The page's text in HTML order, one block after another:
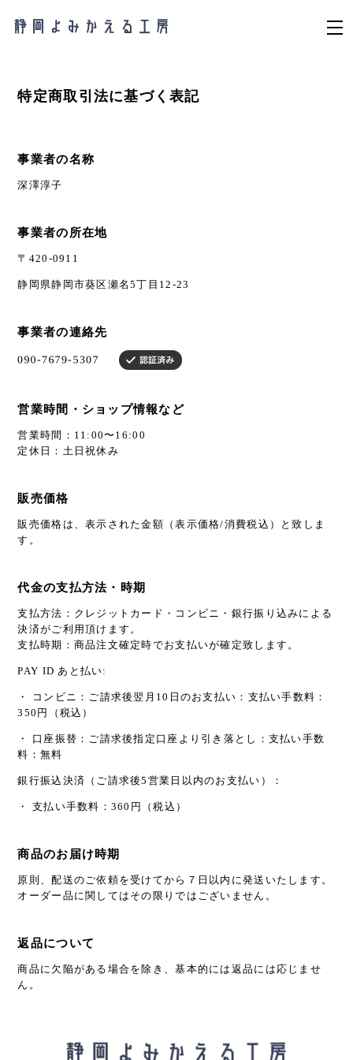
特定商取引法に基づく表記
事業者の名称
深澤淳子
事業者の所在地
〒420-0911
静岡県静岡市葵区瀬名5丁目12-23
事業者の連絡先
営業時間・ショップ情報など
営業時間：11:00〜16:00
定休日：土日祝休み
販売価格
販売価格は、表示された金額（表示価格/消費税込）と致しま
す。
代金の支払方法・時期
支払方法：クレジットカード・コンビニ・銀行振り込みによる
決済がご利用頂けます。
支払時期：商品注文確定時でお支払いが確定致します。
PAY ID あと払い:
・ コンビニ：ご請求後翌月10日のお支払い：支払い手数料：
350円（税込）
・ 口座振替：ご請求後指定口座より引き落とし：支払い手数
料：無料
銀行振込決済（ご請求後5営業日以内のお支払い）：
・ 支払い手数料：360円（税込）
商品のお届け時期
原則、配送のご依頼を受けてから７日以内に発送いたします。
オーダー品に関してはその限りではございません。
返品について
商品に欠陥がある場合を除き、基本的には返品には応じませ
ん。